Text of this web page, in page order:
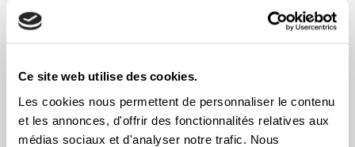
Ce site web utilise des cookies.
Les cookies nous permettent de personnaliser le contenu
et les annonces, d'offrir des fonctionnalités relatives aux
médias sociaux et d'analyser notre trafic. Nous
« Ils en ont inévitablement payé le prix. Il est
temps de mettre un terme à ces rimes de
prévues en octobre 2026 soient les
dernières tenues selon le mode de scrutin